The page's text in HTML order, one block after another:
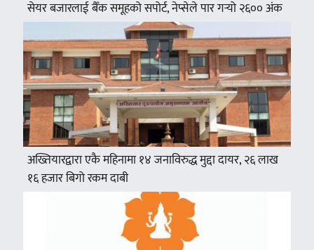
सेयर बजारलाई बैँक समूहको सपोर्ट, नेप्सेले पार गर्‍यो २६०० अंक
अख्तियारद्वारा एकै महिनामा १४ जनाविरुद्ध मुद्दा दायर, २६ लाख
१६ हजार बिगो रकम दाबी